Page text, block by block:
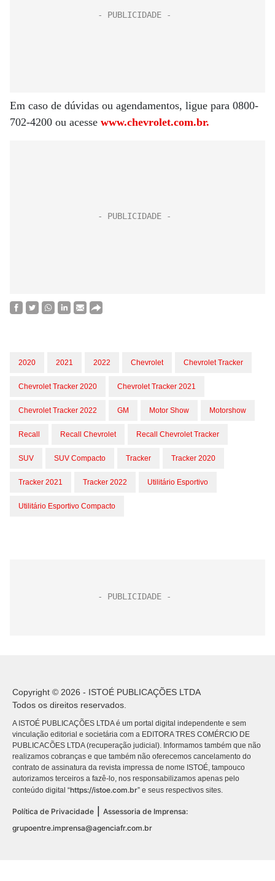
Em caso de dúvidas ou agendamentos, ligue para 0800-
702-4200 ou acesse www.chevrolet.com.br.
2020 2021 2022 Chevrolet Chevrolet Tracker
Chevrolet Tracker 2020 Chevrolet Tracker 2021
Chevrolet Tracker 2022 GM Motor Show Motorshow
Recall Recall Chevrolet Recall Chevrolet Tracker
SUV SUV Compacto Tracker Tracker 2020
Tracker 2021 Tracker 2022 Utilitário Esportivo
Utilitário Esportivo Compacto
Copyright © 2026 - ISTOÉ PUBLICAÇÕES LTDA
Todos os direitos reservados.
A ISTOÉ PUBLICAÇÕES LTDA é um portal digital independente e sem
vinculação editorial e societária com a EDITORA TRES COMÉRCIO DE
PUBLICACÕES LTDA (recuperação judicial). Informamos também que não
realizamos cobranças e que também não oferecemos cancelamento do
contrato de assinatura da revista impressa de nome ISTOÉ, tampouco
autorizamos terceiros a fazê-lo, nos responsabilizamos apenas pelo
conteúdo digital “https://istoe.com.br” e seus respectivos sites.
Política de Privacidade
Assessoria de Imprensa:
grupoentre.imprensa@agenciafr.com.br